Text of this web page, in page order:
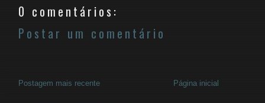
0 comentários:
Postar um comentário
Postagem mais recente Página inicial